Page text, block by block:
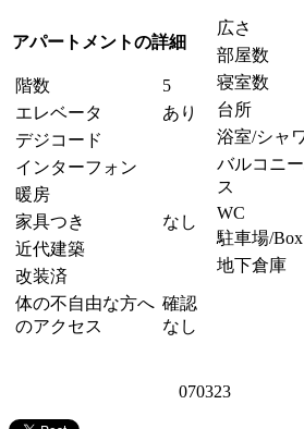
アパートメントの詳細
階数
5
エレベータ
あり
デジコード
インターフォン
暖房
家具つき
なし
近代建築
改装済
体の不自由な方へ
のアクセス
確認
なし
広さ
部屋数
寝室数
台所
浴室/シャ
バルコニ
ス
WC
駐車場/Box
地下倉庫
070323